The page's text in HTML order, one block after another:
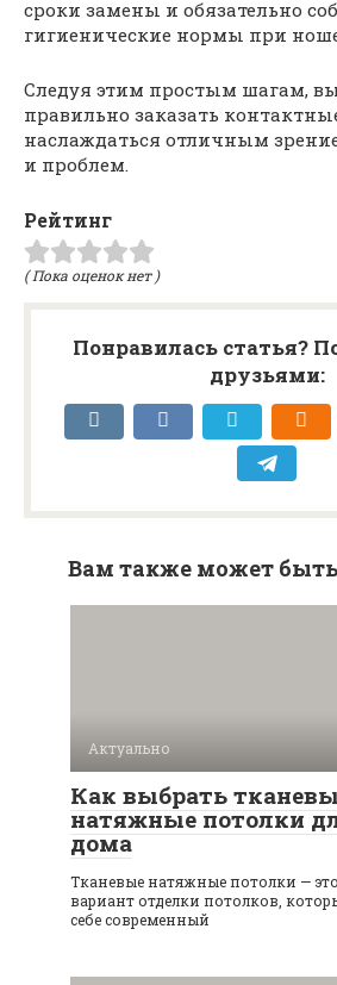
сроки замены и обязательно
гигиенические нормы при
Следуя этим простым шагам,
правильно заказать
наслаждаться отличным
и проблем.
Рейтинг
( Пока оценок нет )
Понравилась статья?
друзьями:
Вам также может
Актуально
Как выбрать
натяжные потолки
дома
Тканевые натяжные потолки —
вариант отделки потолков,
себе современный